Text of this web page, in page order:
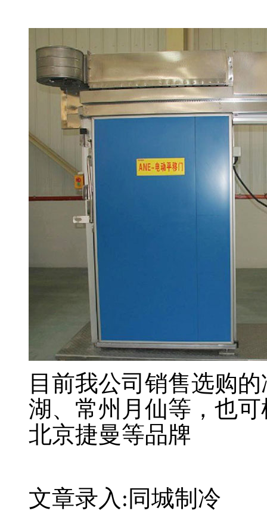
目前我公司销售选购
湖、常州月仙等，也
北京捷曼等品牌
文章录入:同城制冷